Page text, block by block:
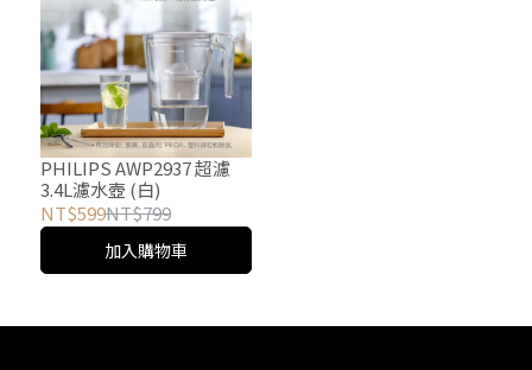
PHILIPS AWP2937 超濾
3.4L濾水壺 (白)
NT$599NT$799
加入購物車